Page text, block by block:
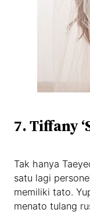
7. Tiffany
Tak hanya
satu lagi
memiliki tato.
menato tulang